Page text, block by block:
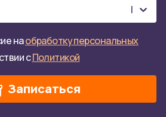
наобработку персональных
сПолитикой
Записаться